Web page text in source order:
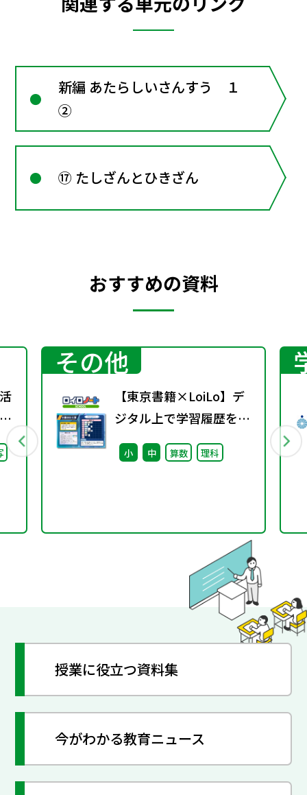
新編 あたらしいさんすう １
②
⑰ たしざんとひきざん
おすすめの資料
その他
【東京書籍×LoiLo】デ
ジタル上で学習履歴を整
理する学びのポートフォ
リオ「ロイログ」で活用
小 中 算数 理科
授業に役立つ資料集
今がわかる教育ニュース